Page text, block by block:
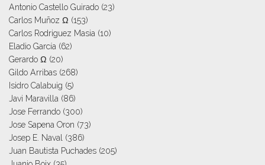
Antonio Castello Guirado (23)
Carlos Muñoz Ω (153)
Carlos Rodriguez Masia (10)
Eladio García (62)
Gerardo Ω (20)
Gildo Arribas (268)
Isidro Calabuig (5)
Javi Maravilla (86)
Jose Ferrando (300)
Jose Sapena Oron (73)
Josep E. Naval (386)
Juan Bautista Puchades (205)